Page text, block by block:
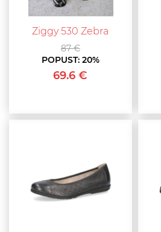
Ziggy 530 Zebra
87 €
POPUST: 20%
69.6 €